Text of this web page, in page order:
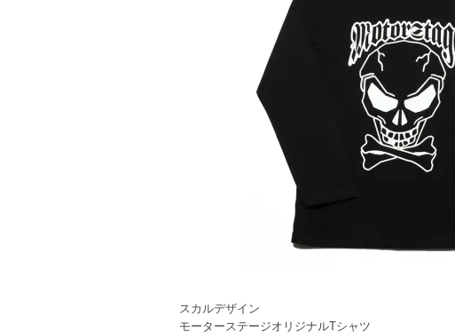
スカルデザイン
モーターステージオリジナルTシャツ